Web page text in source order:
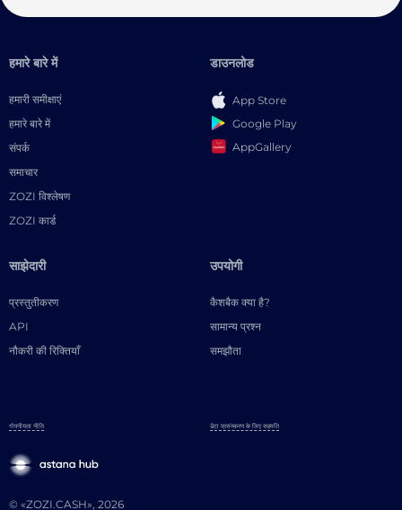
हमारे बारे में
हमारी समीक्षाएं
हमारे बारे में
संपर्क
समाचार
ZOZI विश्लेषण
ZOZI कार्ड
डाउनलोड
App Store
Google Play
AppGallery
साझेदारी
प्रस्तुतीकरण
API
नौकरी की रिक्तियाँ
उपयोगी
कैशबैक क्या है?
सामान्य प्रश्न
समझौता
© «ZOZI.CASH», 2026
गोपनीयता नीति डेटा प्रसंस्करण के लिए सहमति